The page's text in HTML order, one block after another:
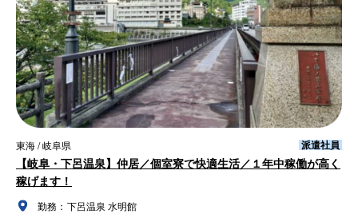
東海 / 岐阜県 派遣社員
【岐阜・下呂温泉】仲居／個室寮で快適生活／１年中稼働が高く
稼げます！
勤務： 下呂温泉 水明館